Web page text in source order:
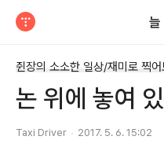
늘
쥔장의 소소한 일상/재미로 찍어
논 위에 놓여
Taxi Driver 2017. 5. 6. 15:02